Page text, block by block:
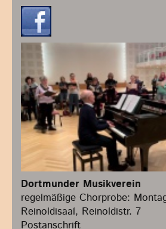
Dortmunder Musikverein
regelmäßige Chorprobe:
Reinoldisaal, Reinoldistr. 7
Postanschrift